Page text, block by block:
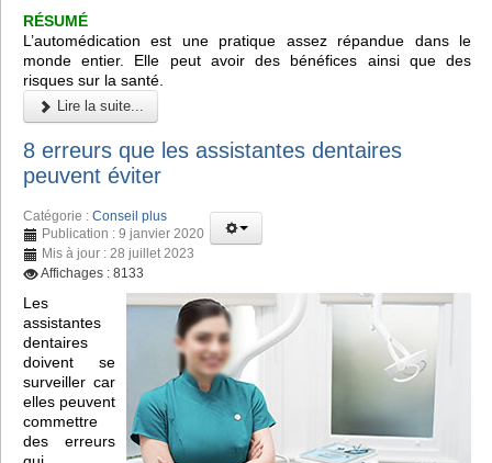
RÉSUMÉ
L’automédication est une pratique assez répandue dans le
monde entier. Elle peut avoir des bénéfices ainsi que des
risques sur la santé.
Lire la suite...
8 erreurs que les assistantes dentaires
peuvent éviter
Catégorie : Conseil plus
Publication : 9 janvier 2020
Mis à jour : 28 juillet 2023
Affichages : 8133
Les
assistantes
dentaires
doivent se
surveiller car
elles peuvent
commettre
des erreurs